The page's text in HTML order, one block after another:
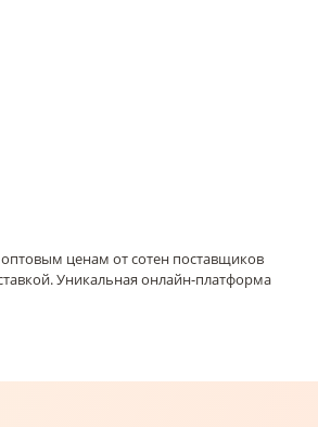
ценам от сотен поставщиков
Уникальная онлайн-платформа